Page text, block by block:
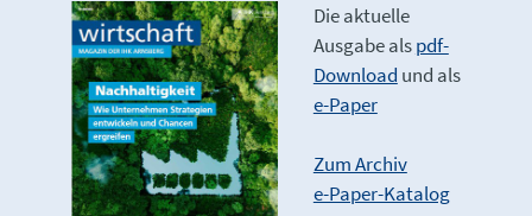
Die aktuelle
Ausgabe alspdf-
Download und als
e-Paper
Zum Archiv
e-Paper-Katalog